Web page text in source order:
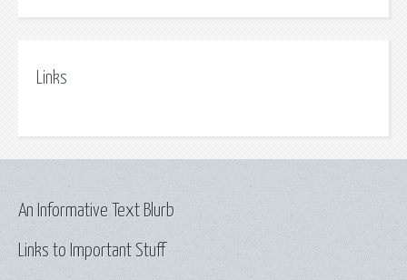
Links
Links to Important Stuff
An Informative Text Blurb